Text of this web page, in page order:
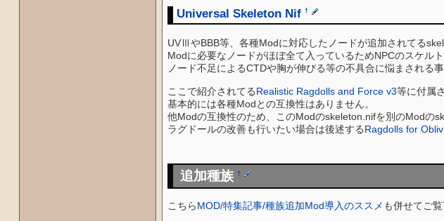
Universal Skeleton Nif †
UVⅢやBBB等、各種Modに対応したノードが追加されてる
Modに必要なノードがほぼ全て入っているためNPCのスケル
ノード不足によるCTDや胸が伸びる等の不具合に悩まされる事
ここで紹介されてるRealistic Ragdolls and Force v3等に付属
基本的には各種Modとの互換性はありません。
他Modの互換性のため、このModのskeleton.nifを別のModの
ラグドールの改善も行いたい場合は後述するRagdolls for
追加種族 †
こちらMOD/特集記事/種族追加Mod導入のススメ も併せてご覧